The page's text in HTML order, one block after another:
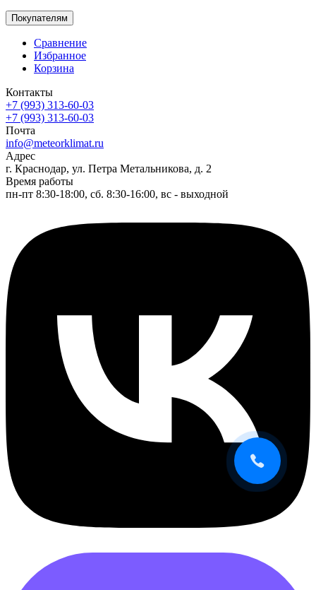
Покупателям
Сравнение
Избранное
Корзина
Контакты
+7 (993) 313-60-03
+7 (993) 313-60-03
Почта
info@meteorklimat.ru
Адрес
г. Краснодар, ул. Петра Метальникова, д. 2
Время работы
пн-пт 8:30-18:00, сб. 8:30-16:00, вс - выходной